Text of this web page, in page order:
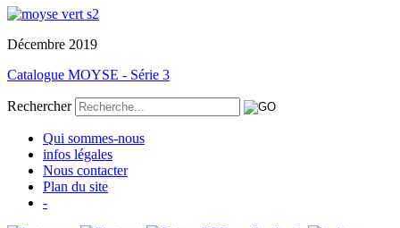
Décembre 2019
Catalogue MOYSE - Série 3
Rechercher
Qui sommes-nous
infos légales
Nous contacter
Plan du site
-